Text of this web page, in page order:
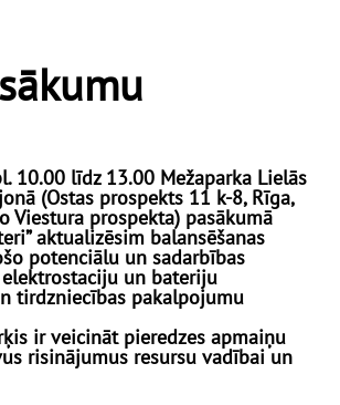
10.00 līdz 13.00 Mežaparka Lielās
(Ostas prospekts 11 k-8, Rīga,
Viestura prospekta) pasākumā
aktualizēsim balansēšanas
potenciālu un sadarbības
un bateriju
tirdzniecības pakalpojumu
ir veicināt pieredzes apmaiņu
risinājumus resursu vadībai un